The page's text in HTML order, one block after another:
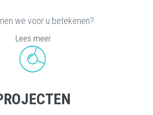
we voor u betekenen?
Lees meer